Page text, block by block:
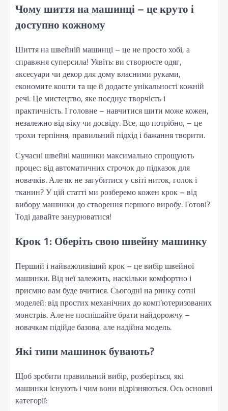
Чому шиття на машинці – це круто і
доступно кожному
Шиття на швейній машинці – це не просто хобі, а
справжня суперсила! Уявіть: ви створюєте одяг,
аксесуари чи декор для дому власними руками,
економите кошти та ще й додаєте унікальності кожній
речі. Це мистецтво, яке поєднує творчість і
практичність. І головне – навчитися шити може кожен,
незалежно від віку чи досвіду. Все, що потрібно, – це
трохи терпіння, правильний підхід і бажання творити.
Сучасні швейні машинки максимально спрощують
процес: від автоматичних строчок до підказок для
новачків. Але як не загубитися у світі ниток, голок і
тканин? У цій статті ми розберемо кожен крок – від
вибору машинки до створення першого виробу. Готові?
Тоді давайте занурюватися!
Крок 1: Оберіть свою швейну машинку
Перший і найважливіший крок – це вибір швейної
машинки. Від неї залежить, наскільки комфортно і
приємно вам буде вчитися. Сьогодні на ринку сотні
моделей: від простих механічних до комп’ютеризованих
монстрів. Але не поспішайте брати найдорожчу –
новачкам підійде базова, але надійна модель.
Які типи машинок бувають?
Щоб зробити правильний вибір, розберіться, які
машинки існують і чим вони відрізняються. Ось основні
категорії: